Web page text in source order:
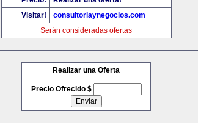
Visitar!
consultoriaynegocios.com
Serán consideradas ofertas
Realizar una Oferta
Precio Ofrecido $